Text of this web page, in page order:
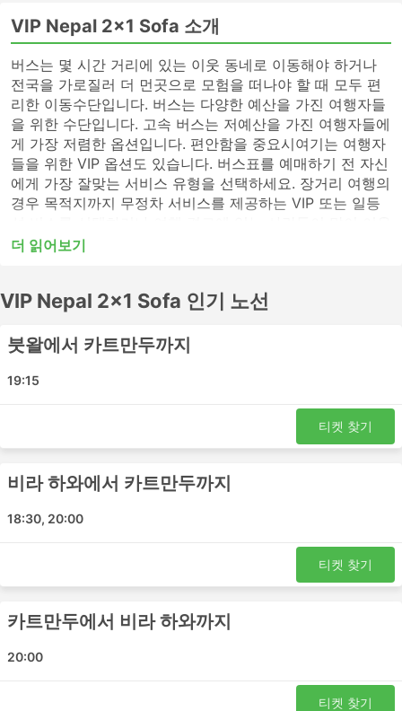
VIP Nepal 2x1 Sofa 소개
버스는 몇 시간 거리에 있는 이웃 동네로 이동해야 하거나
전국을 가로질러 더 먼곳으로 모험을 떠나야 할 때 모두 편
리한 이동수단입니다. 버스는 다양한 예산을 가진 여행자들
을 위한 수단입니다. 고속 버스는 저예산을 가진 여행자들에
게 가장 저렴한 옵션입니다. 편안함을 중요시여기는 여행자
들을 위한 VIP 옵션도 있습니다. 버스표를 예매하기 전 자신
에게 가장 잘맞는 서비스 유형을 선택하세요. 장거리 여행의
경우 목적지까지 무정차 서비스를 제공하는 VIP 또는 일등
하지 않는 버스역에 전화하여 표를 알아보세요. 고속 버스
이 야간 버스로 이동이 가능하며, 일부 버스는 쾌적한 여행
예매 전 시간표를 확인하세요. VIP Nepal 2x1 Sofa에서 버
고하여 가장 좋은 버스표를 예매하세요.
VIP Nepal 2x1 Sofa 인기있는 버스역
습니다:
붓왈
VIP Nepal 2x1 Sofa 버스는 여러 노선을 운행하며 가장 인
더 읽어보기
VIP Nepal 2x1 Sofa 인기 노선
붓왈에서 카트만두까지
19:15
티켓 찾기
비라 하와에서 카트만두까지
18:30, 20:00
티켓 찾기
카트만두에서 비라 하와까지
20:00
티켓 찾기